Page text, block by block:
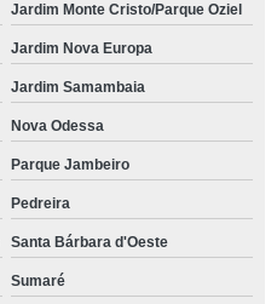
Jardim Monte Cristo/Parque Oziel
Jardim Nova Europa
Jardim Samambaia
Nova Odessa
Parque Jambeiro
Pedreira
Santa Bárbara d'Oeste
Sumaré